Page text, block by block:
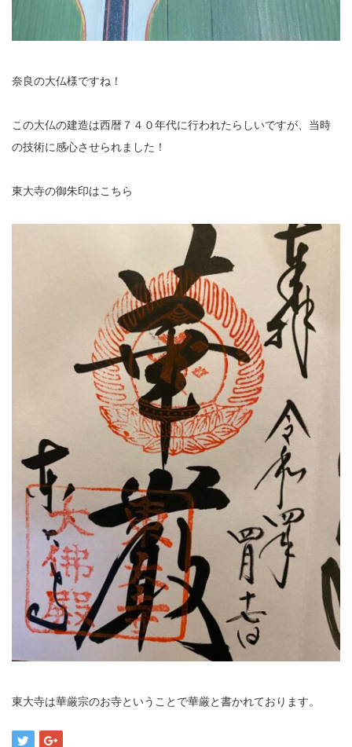
奈良の大仏様ですね！
この大仏の建造は西暦７４０年代に行われたらしいですが、当時
の技術に感心させられました！
東大寺の御朱印はこちら
東大寺は華厳宗のお寺ということで華厳と書かれております。